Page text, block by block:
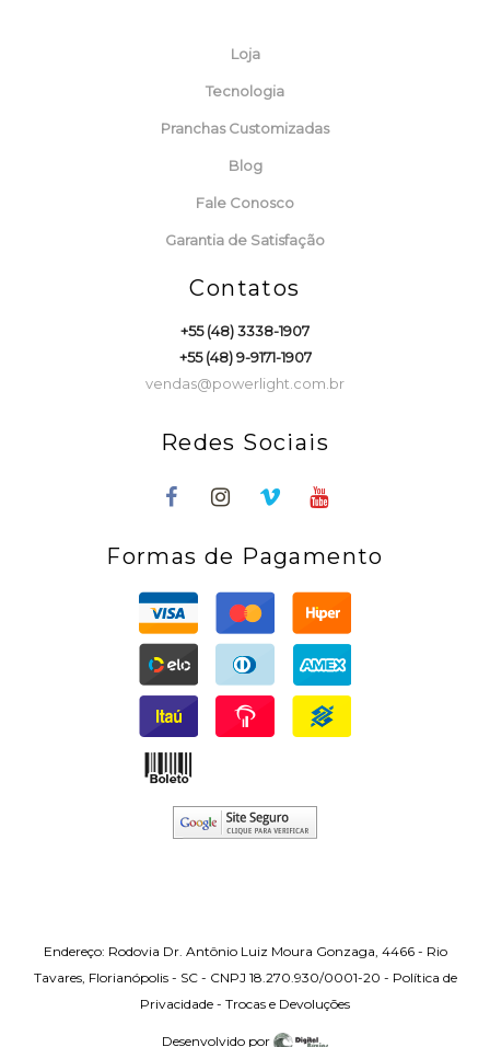
Loja
Tecnologia
Pranchas Customizadas
Blog
Fale Conosco
Garantia de Satisfação
Contatos
+55 (48) 3338-1907
+55 (48) 9-9171-1907
vendas@powerlight.com.br
Redes Sociais
Formas de Pagamento
Endereço: Rodovia Dr. Antônio Luiz Moura Gonzaga, 4466 - Rio
Tavares, Florianópolis - SC- CNPJ 18.270.930/0001-20 - Política de
Privacidade - Trocas e Devoluções
Desenvolvido por